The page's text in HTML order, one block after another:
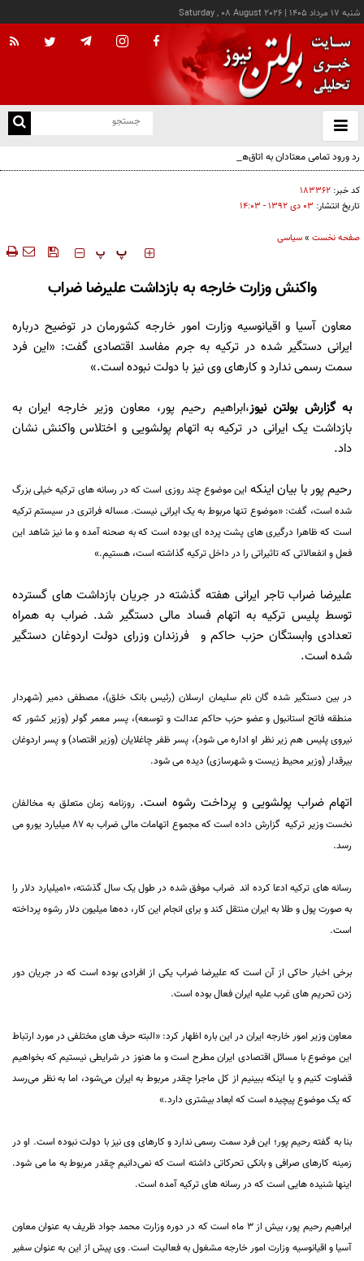
شنبه ۱۷ مرداد ۱۴۰۵ |
Saturday , 08 August 2026
باز
و
رد ورود تمامی معتادان به اتاق‌های مدیریت مصرف؛ شرایط خاص پذیرش
کد خبر: ۱۸۳۳۶۲
تاریخ انتشار: ۰۳ دی ۱۳۹۲ - ۱۴:۰۳
صفحه نخست »سیاسی
‍‍‍ پ پ
واکنش وزارت خارجه به بازداشت علیرضا ضراب
معاون آسیا و اقیانوسیه وزارت امور خارجه کشورمان در توضیح درباره
ایرانی دستگیر شده در ترکیه به جرم مفاسد اقتصادی گفت: «این فرد
سمت رسمی ندارد و کارهای وی نیز با دولت نبوده است.»
به گزارشبولتن نیوز،ابراهیم رحیم پور، معاون وزیر خارجه ایران به
بازداشت یک ایرانی در ترکیه به اتهام پولشویی و اختلاس واکنش نشان
داد.
رحیم پور با بیان اینکه این موضوع چند روزی است که در رسانه های ترکیه خیلی بزرگ
شده است، گفت: «موضوع تنها مربوط به یک ایرانی نیست. مساله فراتری در سیستم ترکیه
است که ظاهرا درگیری های پشت پرده ای بوده است که به صحنه آمده و ما نیز شاهد این
فعل و انفعالاتی که تاثیراتی را در داخل ترکیه گذاشته است، هستیم.»
علیرضا ضراب تاجر ایرانی هفته گذشته در جریان بازداشت های گسترده
توسط پلیس ترکیه به اتهام فساد مالی دستگیر شد. ضراب به همراه
تعدادی وابستگان حزب حاکم و فرزندان وزرای دولت اردوغان دستگیر
شده است.
در بین دستگیر شده گان نام سلیمان ارسلان (رئیس بانک خلق)، مصطفی دمیر (شهردار
منطقه فاتح استانبول و عضو حزب حاکم عدالت و توسعه)، پسر معمر گولر (وزیر کشور که
نیروی پلیس هم زیر نظر او اداره می شود)، پسر ظفر چاغلایان (وزیر اقتصاد) و پسر اردوغان
بیرقدار (وزیر محیط زیست و شهرسازی) دیده می شود.
اتهام ضراب پولشویی و پرداخت رشوه است. روزنامه زمان متعلق به مخالفان
نخست وزیر ترکیه گزارش داده است که مجموع اتهامات مالی ضراب به 87 میلیارد یورو می
رسد.
رسانه های ترکیه ادعا کرده اند
ضراب موفق شده در طول یک سال گذشته، 10میلیارد دلار را
به صورت پول و طلا به ایران منتقل کند و برای انجام این کار، ده‌ها میلیون دلار رشوه پرداخته
است.
برخی اخبار حاکی از آن است که علیرضا ضراب یکی از افرادی بوده است که در جریان دور
زدن تحریم های غرب علیه ایران فعال بوده است.
معاون وزیر امور خارجه ایران در این باره اظهار کرد: «البته حرف های مختلفی در مورد ارتباط
این موضوع با مسائل اقتصادی ایران مطرح است و ما هنوز در شرایطی نیستیم که بخواهیم
قضاوت کنیم و یا اینکه ببینیم از کل ماجرا چقدر مربوط به ایران می‌شود، اما به نظر می‌رسد
که یک موضوع پیچیده است که ابعاد بیشتری دارد.»
بنا به گفته رحیم پور؛ این فرد سمت رسمی ندارد و کارهای وی نیز با دولت نبوده است. او در
زمینه کارهای صرافی و بانکی تحرکاتی داشته است که نمی‌دانیم چقدر مربوط به ما می شود.
اینها شنیده هایی است که در رسانه های ترکیه آمده است.
ابراهیم رحیم پور، بیش از 3 ماه است که در دوره وزارت محمد جواد ظریف به عنوان معاون
آسیا و اقیانوسیه وزارت امور خارجه مشغول به فعالیت است. وی پیش از این به عنوان سفیر